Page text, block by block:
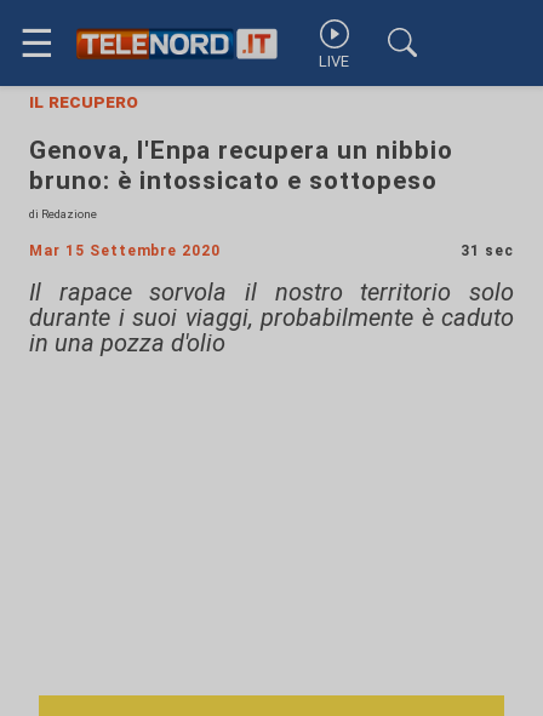
☰ LIVE
il recupero
Genova, l'Enpa recupera un nibbio
bruno: è intossicato e sottopeso
di Redazione
Mar 15 Settembre 2020 31 sec
Il rapace sorvola il nostro territorio solo
durante i suoi viaggi, probabilmente è caduto
in una pozza d'olio